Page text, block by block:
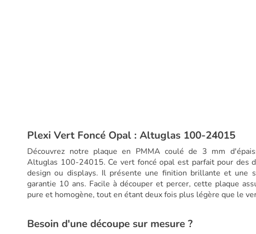
Plexi Vert Foncé Opal : Altuglas 100-24015
Découvrez notre plaque en PMMA coulé de 3 mm
Altuglas 100-24015. Ce vert foncé opal est parfait pour des
design ou displays. Il présente une finition brillante et une
garantie 10 ans. Facile à découper et percer, cette plaque
pure et homogène, tout en étant deux fois plus légère que le
Besoin d'une découpe sur mesure ?